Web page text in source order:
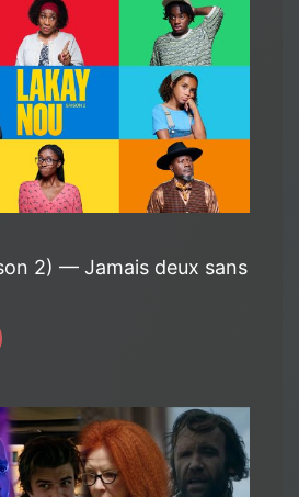
2) — Jamais deux sans